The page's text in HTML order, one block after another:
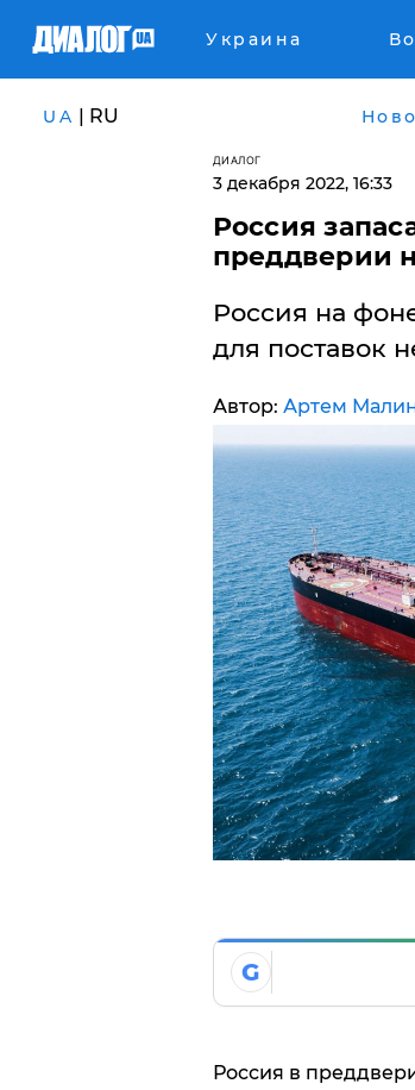
Украина
UA | RU
ДИАЛОГ
3 декабря 2022, 16:33
Россия
преддверии
Россия на
для поставок
Автор: Артем
G
Россия в